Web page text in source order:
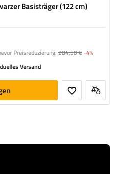
Basisträger (122 cm)
Preisreduzierung: 284,50 €-4%
Versand